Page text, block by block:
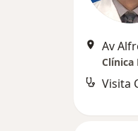
Clínica
Visita